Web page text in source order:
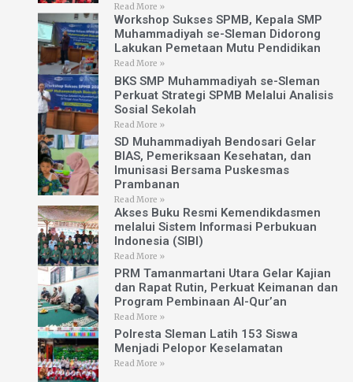
Read More »
Workshop Sukses SPMB, Kepala SMP
Muhammadiyah se-Sleman Didorong
Lakukan Pemetaan Mutu Pendidikan
Read More »
BKS SMP Muhammadiyah se-Sleman
Perkuat Strategi SPMB Melalui Analisis
Sosial Sekolah
Read More »
SD Muhammadiyah Bendosari Gelar
BIAS, Pemeriksaan Kesehatan, dan
Imunisasi Bersama Puskesmas
Prambanan
Read More »
Akses Buku Resmi Kemendikdasmen
melalui Sistem Informasi Perbukuan
Indonesia (SIBI)
Read More »
PRM Tamanmartani Utara Gelar Kajian
dan Rapat Rutin, Perkuat Keimanan dan
Program Pembinaan Al-Qur’an
Read More »
Polresta Sleman Latih 153 Siswa
Menjadi Pelopor Keselamatan
Read More »